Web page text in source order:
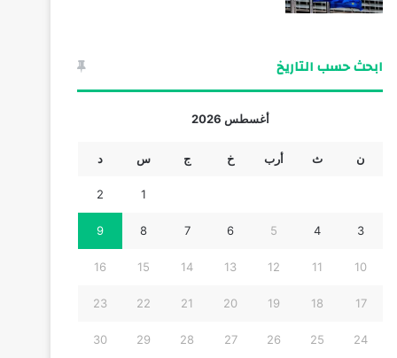
ابحث حسب التاريخ
أغسطس 2026
ن ث أرب خ ج س د
1
2
3
4
5
6
7
8
9
10
11
12
13
14
15
16
17
18
19
20
21
22
23
24
25
26
27
28
29
30